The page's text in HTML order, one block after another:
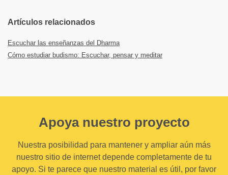
Artículos relacionados
Escuchar las enseñanzas del Dharma
Cómo estudiar budismo: Escuchar, pensar y meditar
Apoya nuestro proyecto
Nuestra posibilidad para mantener y ampliar aún más
nuestro sitio de internet depende completamente de tu
apoyo. Si te parece que nuestro material es útil, por favor